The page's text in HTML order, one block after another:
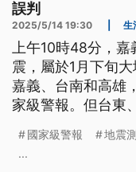
誤判
2025/5/14 19:30 生
上午10時48分，嘉
震，屬於1月下旬
嘉義、台南和高雄
家級警報。但台東
水，因為事後發現
釋，是因為東西部
國家級警報 地震
...